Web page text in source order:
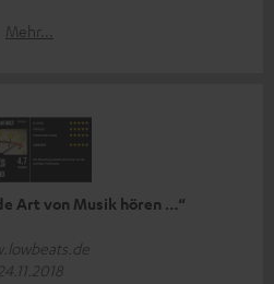
Mehr...
Art von Musik hören …“
24.11.2018